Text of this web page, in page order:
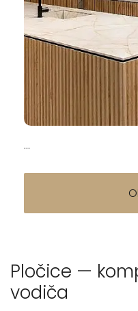
Napisao/la:
Pločice za kuhinju
saveti za izbor
16.04.2026
...
Pločice —
vodiča